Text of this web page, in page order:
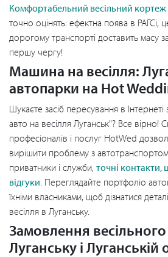
Комфортабельний весільний кортеж
точно оцінять: ефектна поява в РАГСі,
дорогому транспорті доставить масу
першу чергу!
Машина на весілля:
автопарки на Hot
Шукаєте засіб пересування в
авто на весілля Луганськ"? Все вірно!
професіоналів і послуг HotWed
вирішити проблему з
приватники і служби, точні контакти,
відгуки. Переглядайте портфоліо
їхніми власниками, щоб дізнатися
весілля в Луганську.
Замовлення
Луганську і Луганській